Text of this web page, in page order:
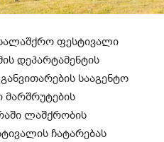
ფესტივალი
დეპარტამენტის
სააგენტო
მარშრუტების
ლაშქრობის
ჩატარებას